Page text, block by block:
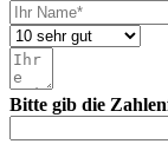
Bitte gib die